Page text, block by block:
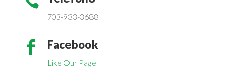
703-933-3688
 Facebook
Like Our Page